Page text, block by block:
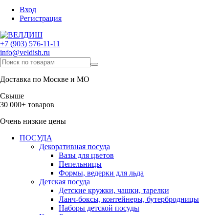
Вход
Регистрация
+7 (903) 576-11-11
info@veldish.ru
Доставка по Москве и МО
Свыше
30 000+ товаров
Очень низкие цены
ПОСУДА
Декоративная посуда
Вазы для цветов
Пепельницы
Формы, ведерки для льда
Детская посуда
Детские кружки, чашки, тарелки
Ланч-боксы, контейнеры, бутербродницы
Наборы детской посуды